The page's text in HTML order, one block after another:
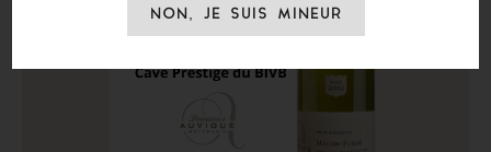
NON, JE SUIS MINEUR